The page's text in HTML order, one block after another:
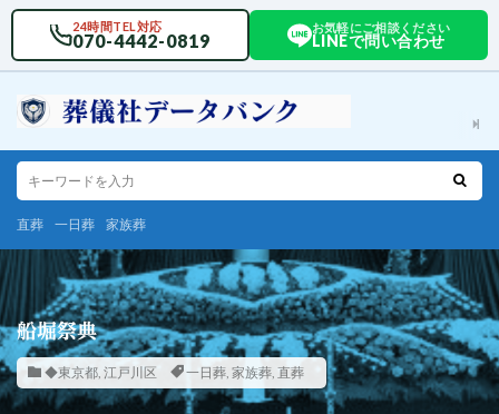
24時間TEL対応
070-4442-0819
お気軽にご相談ください
LINEで問い合わせ
直葬 一日葬 家族葬
船堀祭典
◆東京都, 江戸川区 一日葬, 家族葬, 直葬